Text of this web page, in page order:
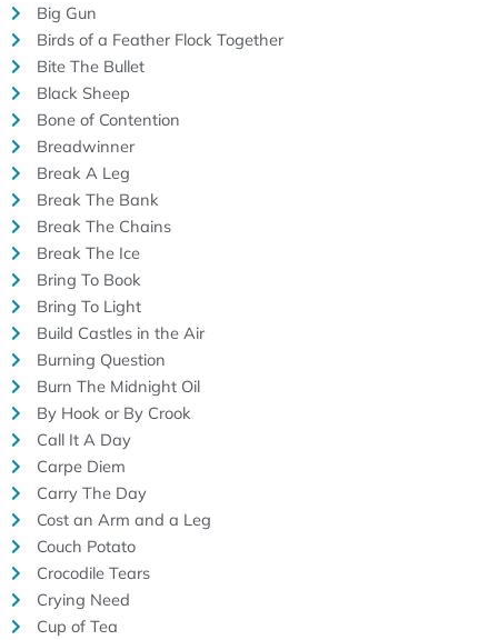
Big Gun
Birds of a Feather Flock Together
Bite The Bullet
Black Sheep
Bone of Contention
Breadwinner
Break A Leg
Break The Bank
Break The Chains
Break The Ice
Bring To Book
Bring To Light
Build Castles in the Air
Burning Question
Burn The Midnight Oil
By Hook or By Crook
Call It A Day
Carpe Diem
Carry The Day
Cost an Arm and a Leg
Couch Potato
Crocodile Tears
Crying Need
Cup of Tea